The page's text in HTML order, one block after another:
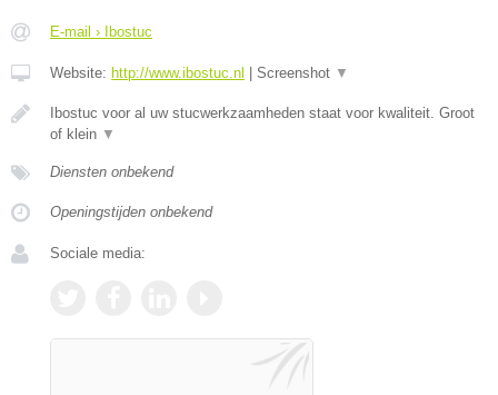
E-mail › Ibostuc
Website: http://www.ibostuc.nl Screenshot ▼
Ibostuc voor al uw stucwerkzaamheden staat voor kwaliteit. Groot
of klein ▼
Diensten onbekend
Openingstijden onbekend
Sociale media: